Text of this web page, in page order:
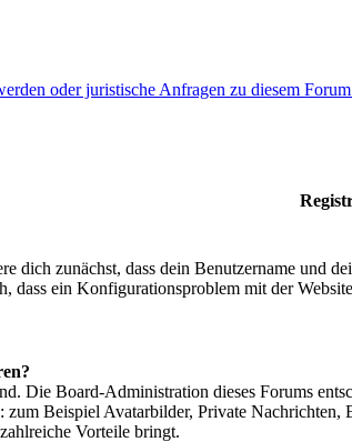
oder juristische Anfragen zu diesem
dich zunächst, dass dein Benutzername und
dass ein Konfigurationsproblem mit der
Die Board-Administration dieses Forums
zum Beispiel Avatarbilder, Private
Vorteile bringt.